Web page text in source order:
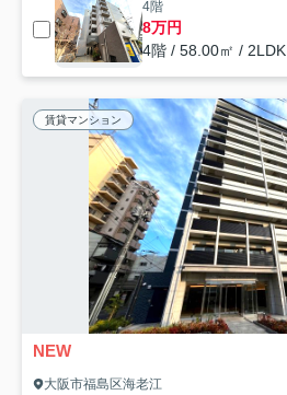
4階
8万円
4階 / 58.00㎡ / 2LDK
賃貸マンション
NEW
大阪市福島区海老江